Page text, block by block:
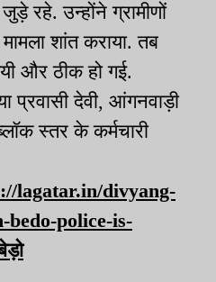
रहे. उन्होंने ग्रामीणों
शांत कराया. तब
और ठीक हो गई.
प्रवासी देवी, आंगनवाड़ी
स्तर के कर्मचारी
lagatar.in/divyang-
bedo-police-is-